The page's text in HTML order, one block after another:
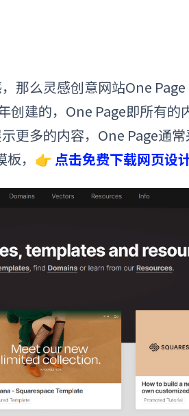
那么灵感创意网站One Page
创建的，One Page即所有的
更多的内容， One Page通常
板，👉 点击免费下载网页设